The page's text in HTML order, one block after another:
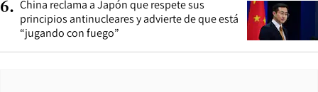
6. China reclama a Japón que respete sus
principios antinucleares y advierte de que está
“jugando con fuego”